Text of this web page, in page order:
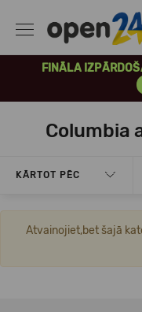
FINĀLA
Columbia
KĀRTOT PĒC
Atvainojiet,bet šajā